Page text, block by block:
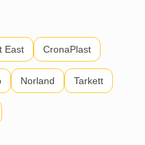
East CronaPlast
Norland Tarkett